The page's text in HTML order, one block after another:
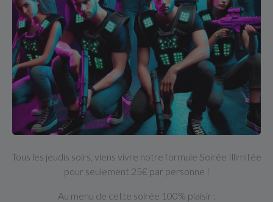
Tous les jeudis soirs, viens vivre notre formule Soirée Illimitée
pour seulement 25€ par personne !
Au menu de cette soirée 100% plaisir :